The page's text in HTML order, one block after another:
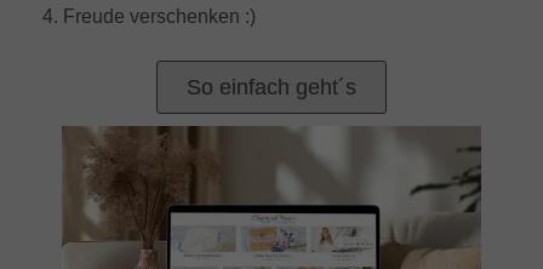
4. Freude verschenken :)
So einfach geht´s